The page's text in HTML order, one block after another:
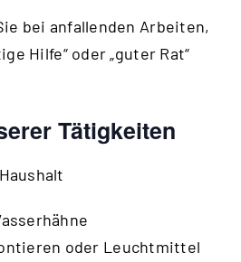
bei anfallenden Arbeiten,
Hilfe“ oder „guter Rat“
Tätigkeiten
oder Leuchtmittel